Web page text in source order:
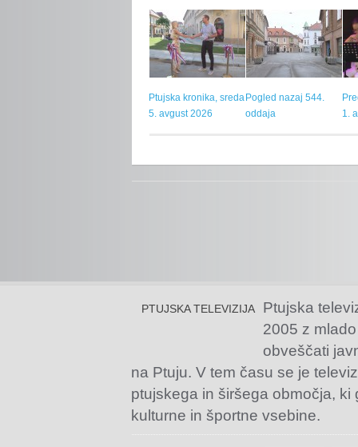
Ptujska kronika, sreda
5. avgust 2026
Pogled nazaj 544.
oddaja
1.
PTUJSKA TELEVIZIJA
Ptujska
2005 z
obveščati
na Ptuju. V tem času se je
ptujskega in širšega območja,
kulturne in športne vsebine.